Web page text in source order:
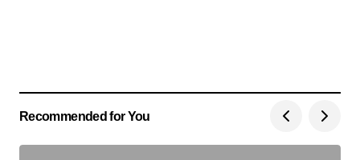
Recommended for You